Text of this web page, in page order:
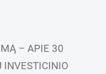
– APIE 30
INVESTICINIO